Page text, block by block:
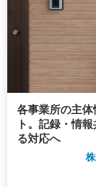
各事業所の主
ト。記録・情
る対応へ